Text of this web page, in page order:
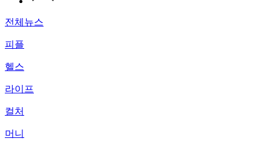
전체뉴스
피플
헬스
라이프
컬처
머니